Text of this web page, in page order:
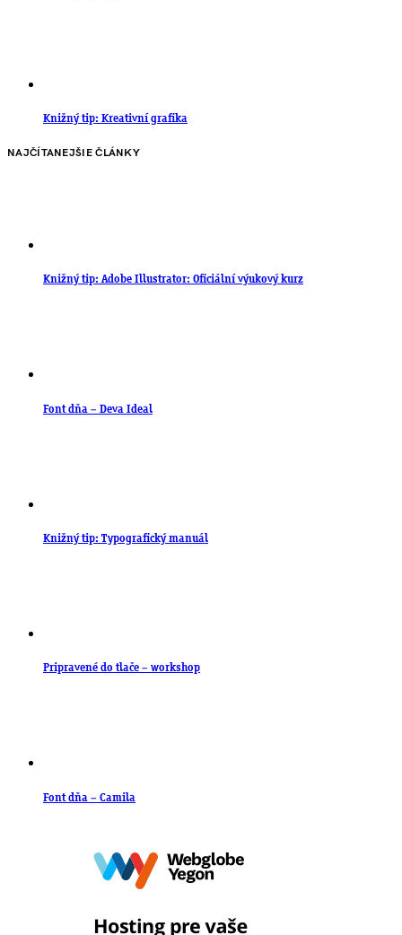
Knižný tip: Kreativní grafika
NAJČÍTANEJŠIE ČLÁNKY
Knižný tip: Adobe Illustrator: Oficiální výukový kurz
Font dňa – Deva Ideal
Knižný tip: Typografický manuál
Pripravené do tlače – workshop
Font dňa – Camila